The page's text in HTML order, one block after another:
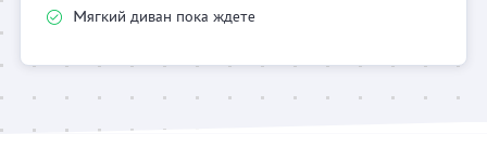
Мягкий диван пока ждете